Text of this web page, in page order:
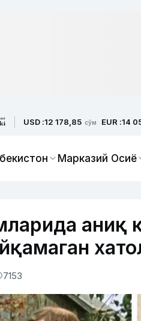
USD :12 178,85 сўм EUR :14
Марказий Осиё
аниқ
7153